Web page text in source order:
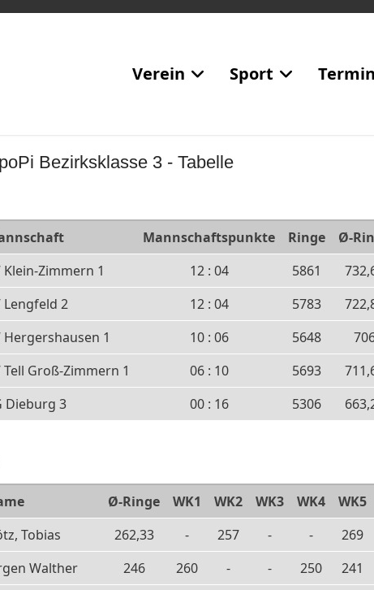
Verein Sport
Bezirksklasse 3 - Tabelle
Mannschaftspunkte Ringe
Ø-
Klein-Zimmern 1 12 : 04 5861
Lengfeld 2 12 : 04 5783
Hergershausen 1 10 : 06 5648
Tell Groß-Zimmern 1 06 : 10 5693
Dieburg 3 00 : 16 5306
Ø-Ringe WK1 WK2 WK3 WK4 WK5
Tobias 262,33 - 257 - - 269
Walther 246 260 - - 250 241